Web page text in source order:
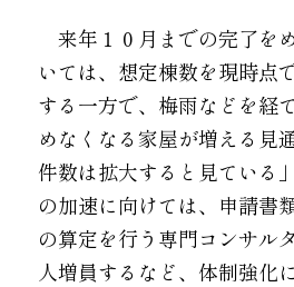
来年１０月までの完了を
いては、想定棟数を現時点
する一方で、梅雨などを経
めなくなる家屋が増える見
件数は拡大すると見ている
の加速に向けては、申請書
の算定を行う専門コンサル
人増員するなど、体制強化